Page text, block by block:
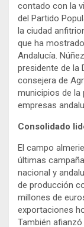
contado con la
del Partido
la ciudad
que ha
Andalucía.
presidente de la
consejera de
municipios de la
empresas
Consolidado
El campo
últimas
nacional y
de producción
millones de
exportaciones
También